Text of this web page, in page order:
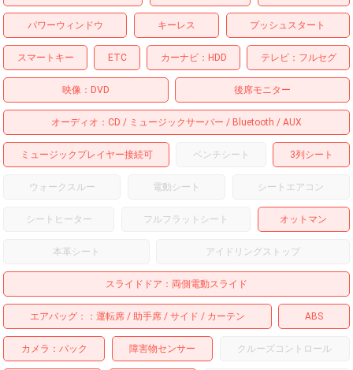
パワーウィンドウ キーレス プッシュスタート
スマートキー ETC カーナビ HDD テレビ フルセグ
映像 DVD 後席モニター
オーディオ CD ミュージックサーバー Bluetooth AUX
ミュージックプレイヤー接続可 ベンチシート 3列シート
ウォークスルー 電動シート シートエアコン
シートヒーター フルフラットシート オットマン
本革シート アイドリングストップ
スライドドア 両側電動スライド
エアバッグ： 運転席 助手席 サイド カーテン ABS
カメラ バック 障害物センサー クルーズコントロール